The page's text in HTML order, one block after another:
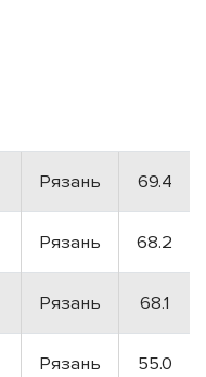
Рязань 69.4
Рязань 68.2
Рязань 68.1
Рязань 55.0